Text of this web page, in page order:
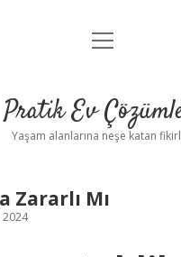
Anasayfa
Yasal Uyarı
menüyü
Pratik Ev
Yaşam alanlarına neşe katan
Zararlı Mı
2024